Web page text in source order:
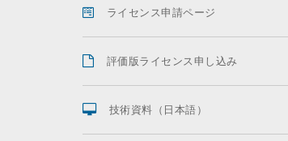
ライセンス申請ページ
評価版ライセンス申し込み
技術資料（日本語）